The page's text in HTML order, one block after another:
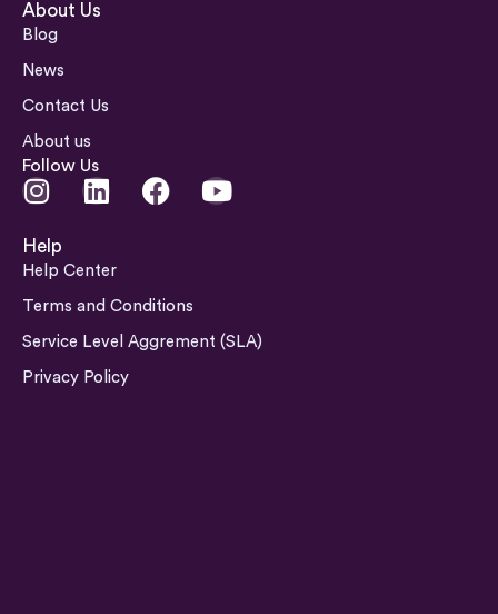
About Us
Blog
News
Contact Us
About us
Follow Us
I
s
t
a
r
a
L
k
e
i
n
F
b
o
Y
b
e
Help
Help Center
Terms and Conditions
Service Level Aggrement (SLA)
Privacy Policy